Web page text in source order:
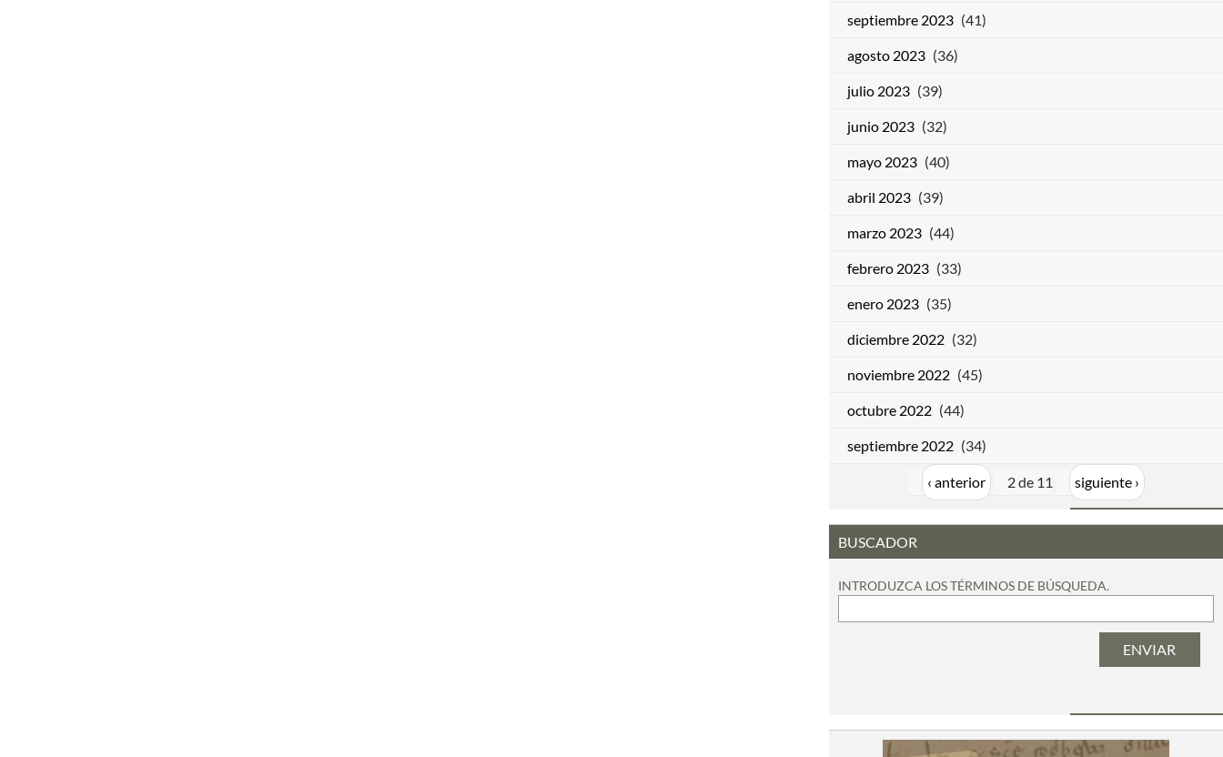
septiembre 2023 (41)
agosto 2023 (36)
julio 2023 (39)
junio 2023 (32)
mayo 2023 (40)
abril 2023 (39)
marzo 2023 (44)
febrero 2023 (33)
enero 2023 (35)
diciembre 2022 (32)
noviembre 2022 (45)
octubre 2022 (44)
septiembre 2022 (34)
‹ anterior 2 de 11 siguiente ›
BUSCADOR
INTRODUZCA LOS TÉRMINOS DE BÚSQUEDA.